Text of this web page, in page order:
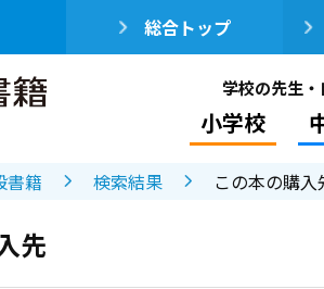
総合トップ
学校の先生
小学校
書籍 検索結果 この本の購入
先